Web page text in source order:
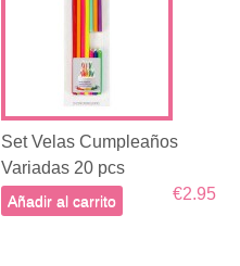
Set Velas Cumpleaños
Variadas 20 pcs
€2.95
Añadir al carrito